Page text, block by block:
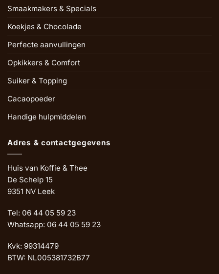
Smaakmakers & Specials
Koekjes & Chocolade
Perfecte aanvullingen
Opkikkers & Comfort
Suiker & Topping
Cacaopoeder
Handige hulpmiddelen
Adres & contactgegevens
Huis van Koffie & Thee
De Schelp 15
9351 NV Leek
Tel: 06 44 05 59 23
Whatsapp: 06 44 05 59 23
Kvk: 99314479
BTW: NL005381732B77